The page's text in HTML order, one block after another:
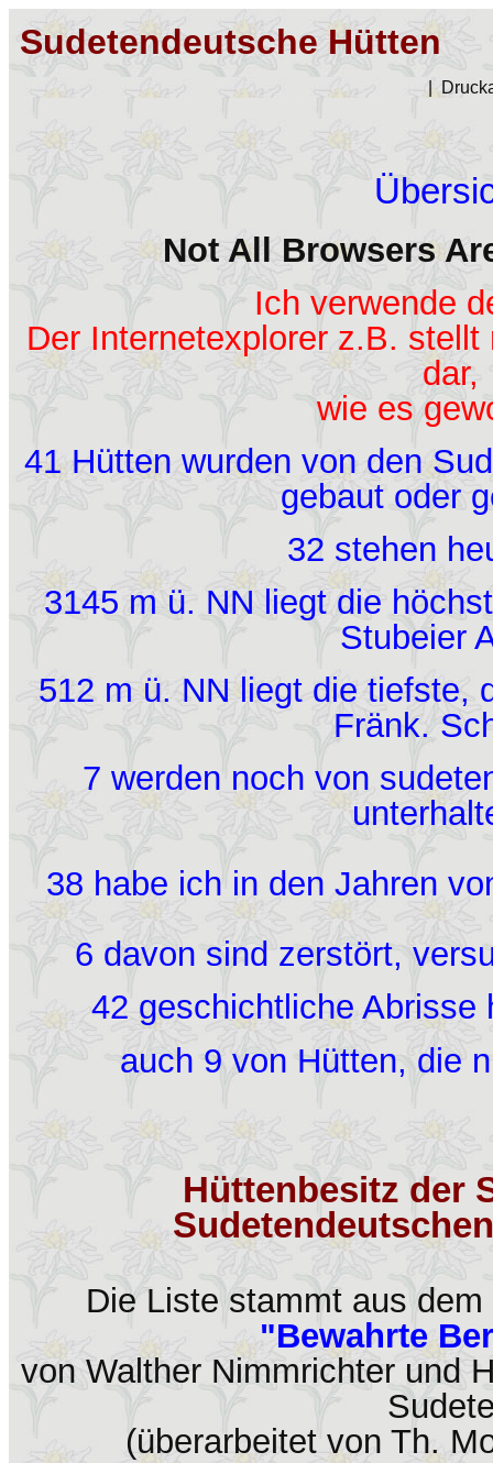
Sudetendeutsche Hütten
|
Not All Browsers
Ich verwende
Der Internetexplorer z.B.
dar,
wie es
41 Hütten wurden von den
gebaut oder
32 stehen
3145 m ü. NN liegt die
Stubeier
512 m ü. NN liegt die tiefste,
Fränk.
7 werden noch von
38 habe ich in den Jahren
6 davon sind zerstört,
42 geschichtliche Abrisse
auch 9 von Hütten, die
Hüttenbesitz der
Die Liste stammt aus
"Bewahrte
von Walther Nimmrichter und
(überarbeitet von Th.